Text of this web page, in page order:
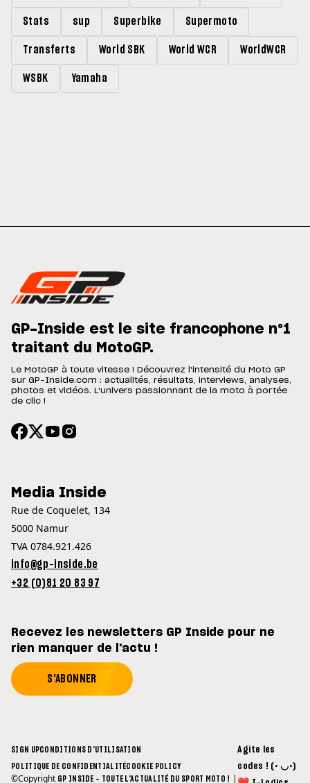
Stats sup Superbike Supermoto
Transferts World SBK World WCR WorldWCR
WSBK Yamaha
GP-Inside est le site francophone n°1
traitant du MotoGP.
Le MotoGP à toute vitesse ! Découvrez l'intensité du Moto GP
sur GP-Inside.com : actualités, résultats, interviews, analyses,
photos et vidéos. L'univers passionnant de la moto à portée
de clic !
Media Inside
Rue de Coquelet, 134
5000 Namur
TVA 0784.921.426
info@gp-inside.be
+32 (0)81 20 83 97
Recevez les newsletters GP Inside pour ne
rien manquer de l'actu !
S'ABONNER
SIGN UPCONDITIONS D'UTILISATION
POLITIQUE DE CONFIDENTIALITÉCOOKIE POLICY
©Copyright GP INSIDE - TOUTE L'ACTUALITÉ DU SPORT MOTO ! |
Agite les
codes ! (• ◡•)